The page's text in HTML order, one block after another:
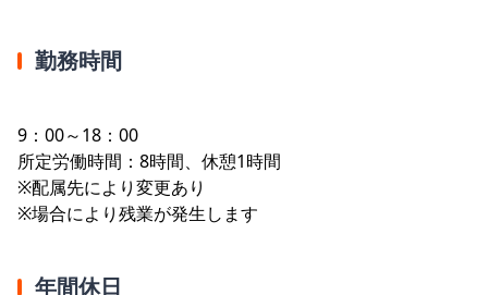
勤務時間
9：00～18：00
所定労働時間：8時間、休憩1時間
※配属先により変更あり
※場合により残業が発生します
年間休日